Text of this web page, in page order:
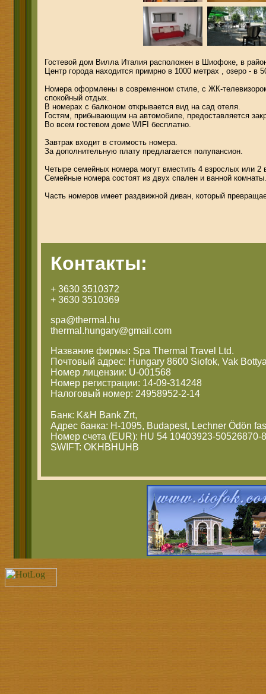
Гостевой дом Вилла Италия расположен в Шиофоке, в
Центр города находится примрно в 1000 метрах , озеро - в
Номера оформлены в современном стиле, с ЖК-
спокойный отдых.
В номерах с балконом открывается вид на сад отеля.
Гостям, прибывающим на автомобиле, предоставляется
Во всем гостевом доме WIFI бесплатно.
Завтрак входит в стоимость номера.
За дополнительную плату предлагается полупансион.
Четыре семейных номера могут вместить 4 взрослых или 2
Семейные номера состоят из двух спален и ванной
Часть номеров имеет раздвижной диван, который
Контакты:
+ 3630 3510372
+ 3630 3510369
spa@thermal.hu
thermal.hungary@gmail.com
Название фирмы: Spa Thermal Travel Ltd.
Почтовый адрес: Hungary 8600 Siofok, Vak
Номер лицензии: U-001568
Номер регистрации: 14-09-314248
Налоговый номер: 24958952-2-14
Банк: K&H Bank Zrt,
Адрес банка: H-1095, Budapest, Lechner Ödön
Номер счета (EUR): HU 54 10403923-50526870-
SWIFT: OKHBHUHB